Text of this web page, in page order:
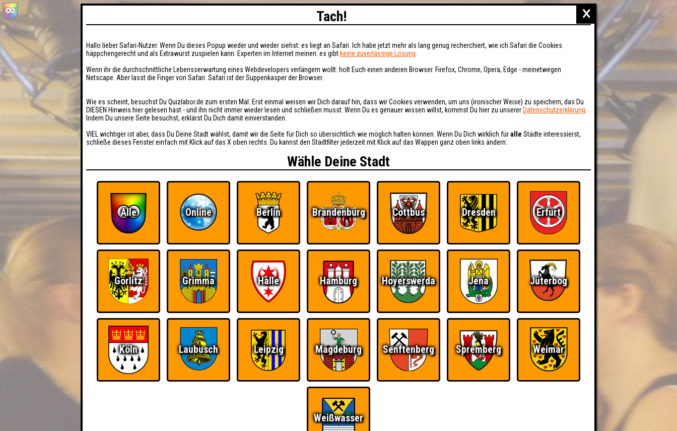
×
Tach!
Hallo lieber Safari-Nutzer. Wenn Du dieses Popup wieder und wieder siehst: es liegt an Safari. Ich habe jetzt mehr als lang genug recherchiert, wie ich Safari die Cookies
häppchengerecht und als Extrawurst zuspielen kann. Experten im Internet meinen: es gibt keine zuverlässige Lösung
Wenn ihr die durchschnittliche Lebensserwartung eines Webdevelopers verlängern wollt: holt Euch einen anderen Browser. Firefox, Chrome, Opera, Edge - meinetwegen
Netscape. Aber lasst die Finger von Safari. Safari ist der Suppenkasper der Browser.
Wie es scheint, besuchst Du Quizlabor.de zum ersten Mal. Erst einmal weisen wir Dich darauf hin, dass wir Cookies verwenden, um uns (ironischer Weise) zu speichern, das Du
DIESEN Hinweis hier gelesen hast - und ihn nicht immer wieder lesen und schließen musst. Wenn Du es genauer wissen willst, kommst Du hier zu unserer Datenschutzerklärung
Indem Du unsere Seite besuchst, erklärst Du Dich damit einverstanden.
VIEL wichtiger ist aber, dass Du Deine Stadt wählst, damit wir die Seite für Dich so übersichtlich wie möglich halten können. Wenn Du Dich wirklich füralle Städte interessierst,
schließe dieses Fenster einfach mit Klick auf das X oben rechts. Du kannst den Stadtfilter jederzeit mit Klick auf das Wappen ganz oben links ändern:
Wähle Deine Stadt
Alle Online Berlin Brandenburg Cottbus Dresden Erfurt
Görlitz Grimma Halle Hamburg Hoyerswerda Jena Jüterbog
Köln Laubusch Leipzig Magdeburg Senftenberg Spremberg Weimar
Weißwasser